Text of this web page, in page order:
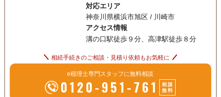
対応エリア
神奈川県横浜市旭区 / 川崎市
アクセス情報
溝の口駅徒歩９分、高津駅徒歩８分
相続手続きのご相談・見積り依頼もお気軽に
e税理士専門スタッフに無料相談
0120-951-761
相談
無料